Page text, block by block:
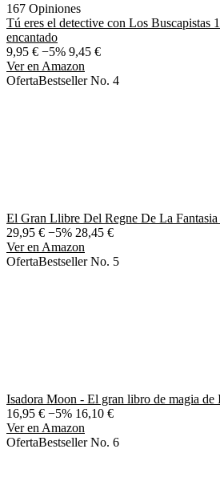
167 Opiniones
Tú eres el detective con Los Buscapistas
encantado
9,95 € −5% 9,45 €
Ver en Amazon
OfertaBestseller No. 4
El Gran Llibre Del Regne De La
29,95 € −5% 28,45 €
Ver en Amazon
OfertaBestseller No. 5
Isadora Moon - El gran libro de magia de
16,95 € −5% 16,10 €
Ver en Amazon
OfertaBestseller No. 6